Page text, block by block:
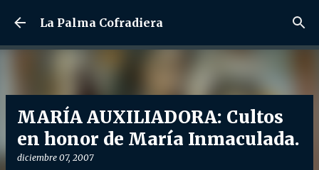
Ir al contenido principal
La Palma Cofradiera
MARÍA AUXILIADORA: Cultos
en honor de María Inmaculada.
diciembre 07, 2007